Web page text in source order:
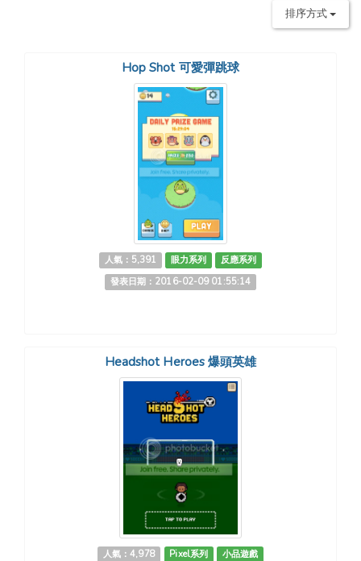
排序方式
Hop Shot 可愛彈跳球
人氣：5,391 眼力系列
反應系列
發表日期：2016-02-09 01:55:14
Headshot Heroes 爆頭英雄
人氣：4,978 Pixel系列
小品遊戲